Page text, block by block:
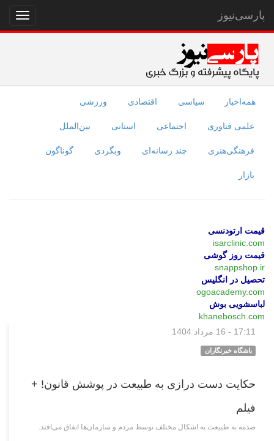
نمایش
منو
پارسی‌نیوز
همه‌اخبار سیاسی اقتصادی ورزشی
علمی فناوری اجتماعی استانی بین‌الملل
فرهنگی‌هنری چند رسانه‌ای وبگردی گوناگون
بازار
قیمت ارتودنسی
isarclinic.com
قیمت روز گوشی
snappshop.ir
تحصیل در انگلیس
ogoacademy.com
لباسشویی بوش
khanebosch.com
17:11 - 16 مرداد 1404
باشگاه خبرنگاران
حکایت دست درازی‌ به طبیعت در پوشش قانون! +
فیلم
صدمه به طبیعت به اشکال مختلف توسط مردم و سازمان‌ها اتفاق می‌افتد.